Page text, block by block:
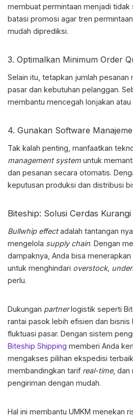
membuat permintaan menjadi tidak
batasi promosi agar tren
mudah diprediksi.
3. Optimalkan Minimum Order
Selain itu, tetapkan jumlah pesanan
pasar dan kebutuhan pelanggan.
membantu mencegah lonjakan
4. Gunakan Software
Tak kalah penting, manfaatkan
management system untuk
dan pesanan secara otomatis.
keputusan produksi dan distribusi
Biteship: Solusi Cerdas Kurangi
Bullwhip effectadalah tantangan
mengelola supply chain. Dengan
dampaknya, Anda bisa
untuk menghindari overstock,
perlu.
Dukungan partnerlogistik seperti
rantai pasok lebih efisien dan bisnis
fluktuasi pasar. Dengan sistem
Biteship Shipping memberi Anda
mengakses pilihan ekspedisi
membandingkan tarif real-time, dan
pengiriman dengan mudah.
Hal ini membantu UMKM menekan